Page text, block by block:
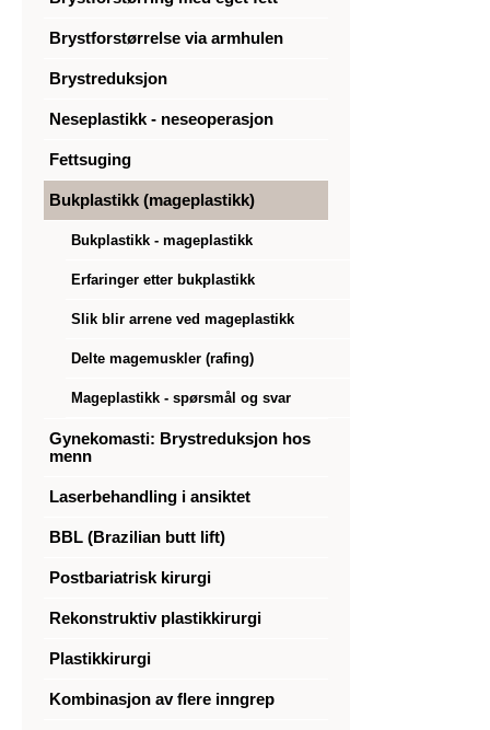
Brystforstørrelse via armhulen
Brystreduksjon
Neseplastikk - neseoperasjon
Fettsuging
Bukplastikk (mageplastikk)
Bukplastikk - mageplastikk
Erfaringer etter bukplastikk
Slik blir arrene ved mageplastikk
Delte magemuskler (rafing)
Mageplastikk - spørsmål og svar
Gynekomasti: Brystreduksjon hos
menn
Laserbehandling i ansiktet
BBL (Brazilian butt lift)
Postbariatrisk kirurgi
Rekonstruktiv plastikkirurgi
Plastikkirurgi
Kombinasjon av flere inngrep